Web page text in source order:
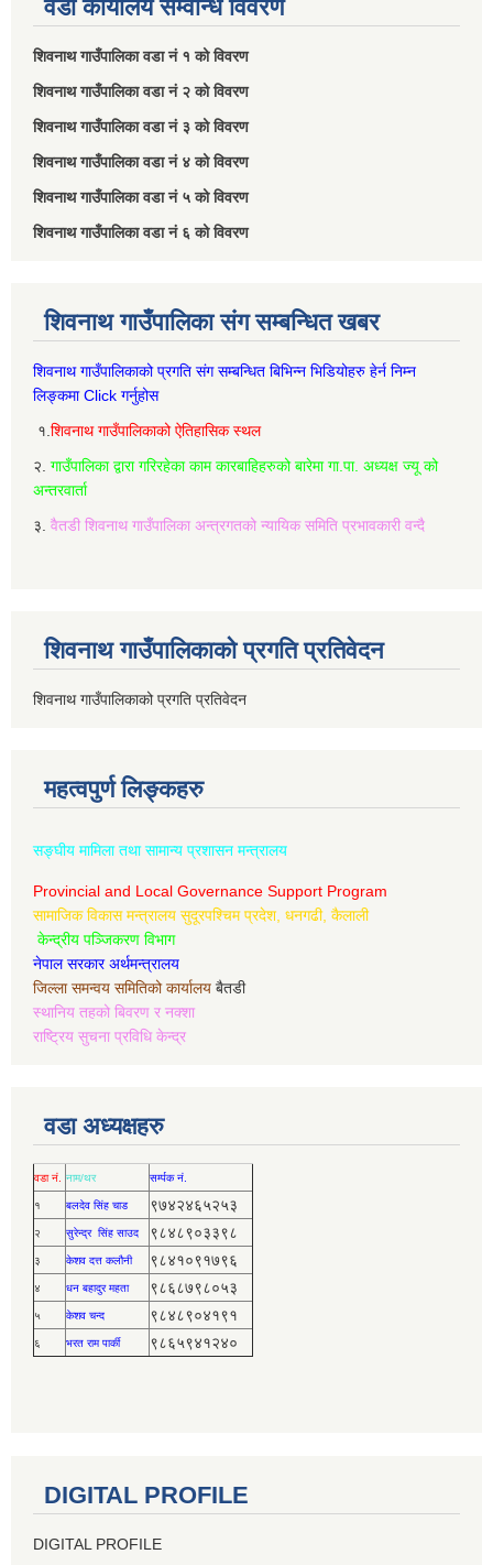
वडा कार्यालय सम्वन्धि विवरण
शिवनाथ गाउँपालिका वडा नं‌ १ को विवरण
शिवनाथ गाउँपालिका वडा नं‌ २ को विवरण
शिवनाथ गाउँपालिका वडा नं‌ ३ को विवरण
शिवनाथ गाउँपालिका वडा नं‌ ४ को विवरण
शिवनाथ गाउँपालिका वडा नं‌ ५ को विवरण
शिवनाथ गाउँपालिका वडा नं‌ ६ को विवरण
शिवनाथ गाउँपालिका संग सम्बन्धित खबर
शिवनाथ गाउँपालिकाको प्रगति संग सम्बन्धित बिभिन्‍न भिडियोहरु हेर्न निम्‍न
लिङ्कमा Click गर्नुहोस
१. शिवनाथ गाउँपालिकाको ऐतिहासिक स्थल
२. गाउँपालिका द्वारा गरिरहेका काम कारबाहिहरुको बारेमा गा.पा. अध्यक्ष ज्यू को
अन्तरवार्ता
३. वैतडी शिवनाथ गाउँपालिका अन्त्रगतको न्यायिक समिति प्रभावकारी वन्दै
शिवनाथ गाउँपालिकाको प्रगति प्रतिवेदन
शिवनाथ गाउँपालिकाको प्रगति प्रतिवेदन
महत्वपुर्ण लिङ्कहरु
सङ्घीय मामिला तथा सामान्य प्रशासन मन्त्रालय
Provincial and Local Governance Support Program
सामाजिक विकास मन्त्रालय सुदूरपश्चिम प्रदेश, धनगढी, कैलाली
केन्द्रीय पञ्जिकरण विभाग
नेपाल सरकार अर्थमन्त्रालय
जिल्ला समन्वय समितिको कार्यालय बैतडी
स्थानिय तहको बिवरण र नक्शा
राष्ट्रिय सुचना प्रविधि केन्द्र
वडा अध्यक्षहरु
वडा नं. नाम/थर सर्म्पक नं.
१ बलदेव सिंह चाड ९७४२४६५२५३
२ सुरेन्द्र सिंह साउद ९८४८९०३३९८
३ केशव दत्त कलौनी ९८४१०९१७९६
४ धन बहादुर महता ९८६८७९८०५३
५ केशव चन्द ९८४८९०४१९१
६ भरत राम पार्की ९८६५९४१२४०
DIGITAL PROFILE
DIGITAL PROFILE